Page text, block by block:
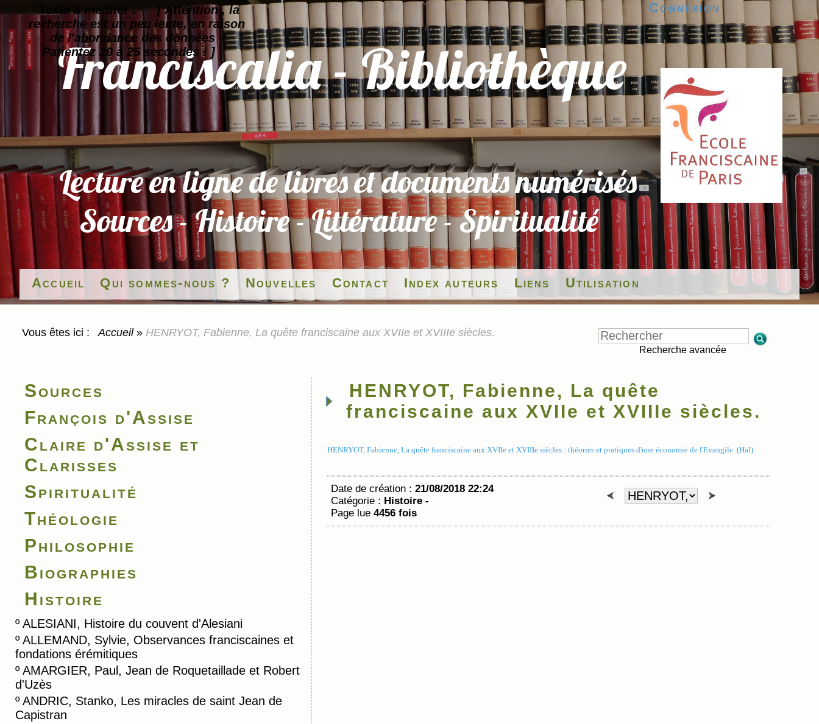
Texte à méditer :
[ Attention , la
recherche est un peu lente, en raison
de l'abondance des données -
Patientez 20 à 25 secondes ! ]
Accueil
Connexion
Qui sommes-nous ? Nouvelles Contact Index auteurs Liens Utilisation
Vous êtes ici : Accueil » HENRYOT, Fabienne, La quête franciscaine aux XVIIe et XVIIIe siècles.
Recherche avancée
Sources
François d'Assise
Claire d'Assise et
Clarisses
Spiritualité
Théologie
Philosophie
Biographies
Histoire
º ALESIANI, Histoire du couvent d'Alesiani
º ALLEMAND, Sylvie, Observances franciscaines et
fondations érémitiques
º AMARGIER, Paul, Jean de Roquetaillade et Robert
d'Uzès
º ANDRIC, Stanko, Les miracles de saint Jean de
Capistran
HENRYOT, Fabienne, La quête
franciscaine aux XVIIe et XVIIIe siècles.
HENRYOT, Fabienne, La quête franciscaine aux XVIIe et XVIIIe siècles : théories et pratiques d'une économie de l'Evangile. (Hal)
Date de création : 21/08/2018 22:24
Catégorie : Histoire -
Page lue 4456 fois